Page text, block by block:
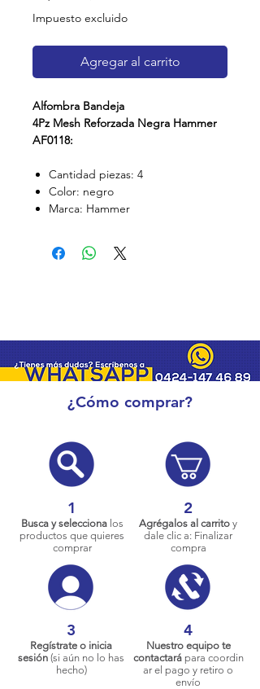
Impuesto excluido
Agregar al carrito
Alfombra Bandeja
4Pz Mesh Reforzada Negra Hammer
AF0118:
Cantidad piezas: 4
Color: negro
Marca: Hammer
¿Cómo comprar?
1
Busca y seleccionalos
productos que quieres
comprar
2
Agrégalos al carrito y
dale clic a: Finalizar
compra
3
Regístrate o inicia
sesión (si aún no lo has
hecho)
4
Nuestro equipo te
contactarápara coordin
ar el pago y retiro o
envío